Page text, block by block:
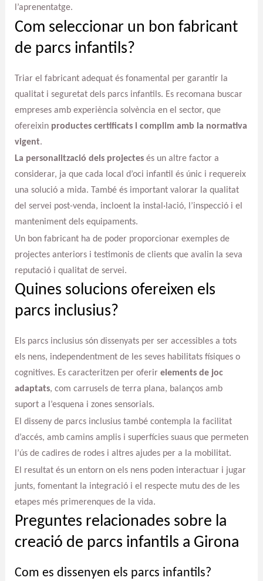
l’aprenentatge.
Com seleccionar un bon fabricant
de parcs infantils?
Triar el fabricant adequat és fonamental per garantir la
qualitat i seguretat dels parcs infantils. Es recomana buscar
empreses amb experiència solvència en el sector, que
ofereixin productes certificats i complim amb la normativa
vigent.
La personalització dels projectesés un altre factor a
considerar, ja que cada local d’oci infantil és únic i requereix
una solució a mida. També és important valorar la qualitat
del servei post-venda, incloent la instal·lació, l’inspecció i el
manteniment dels equipaments.
Un bon fabricant ha de poder proporcionar exemples de
projectes anteriors i testimonis de clients que avalin la seva
reputació i qualitat de servei.
Quines solucions ofereixen els
parcs inclusius?
Els parcs inclusius són dissenyats per ser accessibles a tots
els nens, independentment de les seves habilitats físiques o
cognitives. Es caracteritzen per oferir elements de joc
adaptats, com carrusels de terra plana, balanços amb
suport a l’esquena i zones sensorials.
El disseny de parcs inclusius també contempla la facilitat
d’accés, amb camins amplis i superfícies suaus que permeten
l’ús de cadires de rodes i altres ajudes per a la mobilitat.
El resultat és un entorn on els nens poden interactuar i jugar
junts, fomentant la integració i el respecte mutu des de les
etapes més primerenques de la vida.
Preguntes relacionades sobre la
creació de parcs infantils a Girona
Com es dissenyen els parcs infantils?